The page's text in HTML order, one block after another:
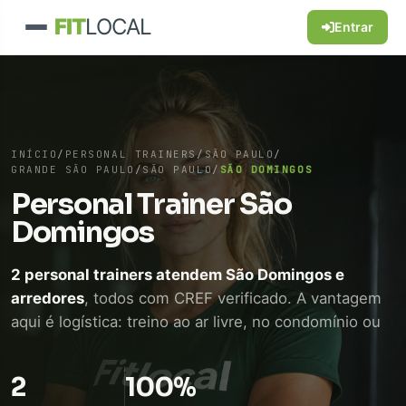
FITLOCAL Entrar
INÍCIO / PERSONAL TRAINERS/SÃO PAULO /
GRANDE SÃO PAULO / SÃO PAULO/ SÃO DOMINGOS
Personal Trainer São
Domingos
2 personal trainers atendem São Domingos e
arredores, todos com CREF verificado. A vantagem
aqui é logística: treino ao ar livre, no condomínio ou
deslocamento. WhatsApp direto, sem intermediário.
2 100%